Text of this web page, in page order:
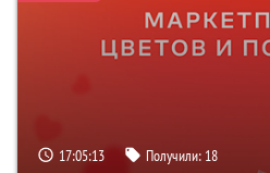
17:05:12 Получили: 18